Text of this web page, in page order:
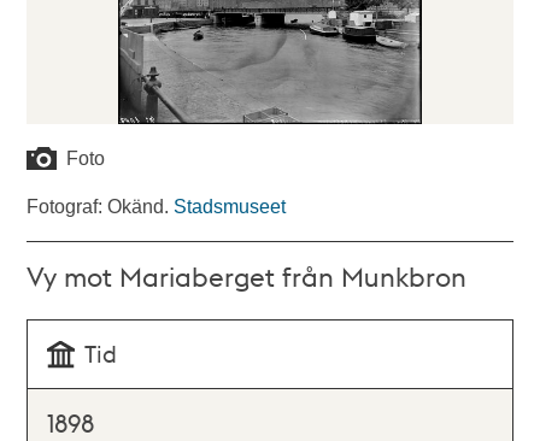
Foto
Fotograf: Okänd. Stadsmuseet
Vy mot Mariaberget från Munkbron
Tid
1898